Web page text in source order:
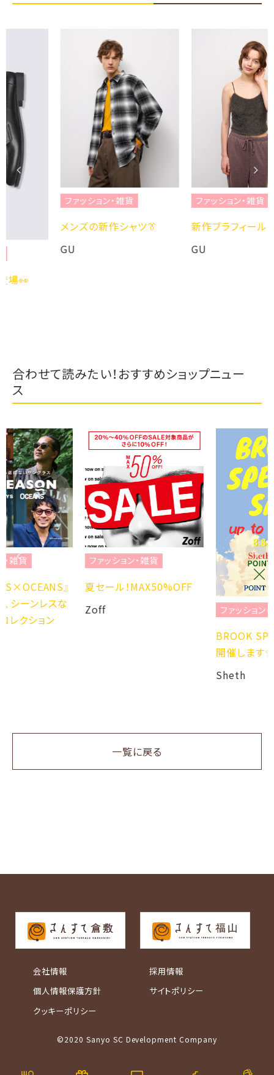
ファッション・雑貨
メンズの新作シャツ👔
ファッション・雑貨
新作ブラフィール💄
合わせて読みたい！おすすめショップニュー
ス
』
ファッション・雑貨
夏セール！MAX50%OFF
Zoff
ファッション・雑貨
BROOK SPECIAL SALE
開催します✨
一覧に戻る
会社情報
個人情報保護方針
クッキーポリシー
採用情報
サイトポリシー
©2020 Sanyo SC Development Company